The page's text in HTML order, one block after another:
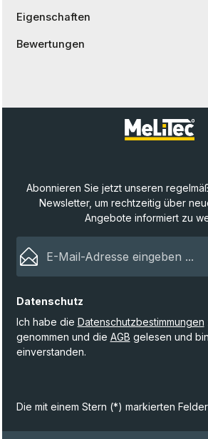
Eigenschaften
Bewertungen
Abonnieren Sie jetzt unseren
Newsletter, um rechtzeitig über
Angebote informiert zu
Datenschutz
Ich habe die Datenschutzbestimmungen
genommen und die AGB gelesen und
einverstanden.
Die mit einem Stern (*) markierten